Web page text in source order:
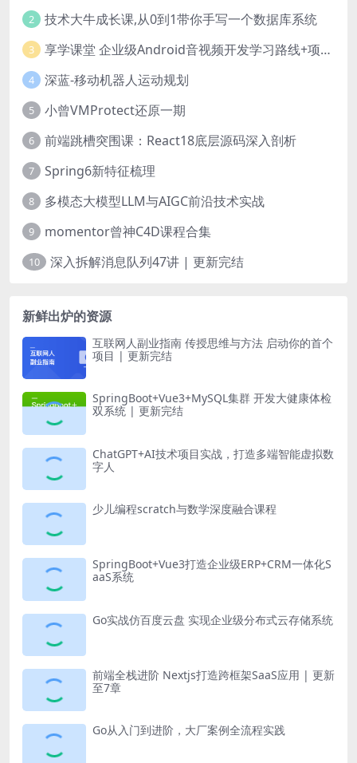
2 技术大牛成长课,从0到1带你手写一个数据库系统
3 享学课堂 企业级Android音视频开发学习路线+项目实战（附源码）
4 深蓝-移动机器人运动规划
5 小曾VMProtect还原一期
6 前端跳槽突围课：React18底层源码深入剖析
7 Spring6新特征梳理
8 多模态大模型LLM与AIGC前沿技术实战
9 momentor曾神C4D课程合集
10 深入拆解消息队列47讲 | 更新完结
新鲜出炉的资源
互联网人副业指南 传授思维与方法 启动你的首个
项目 | 更新完结
SpringBoot+Vue3+MySQL集群 开发大健康体检
双系统 | 更新完结
ChatGPT+AI技术项目实战，打造多端智能虚拟数
字人
少儿编程scratch与数学深度融合课程
SpringBoot+Vue3打造企业级ERP+CRM一体化S
aaS系统
Go实战仿百度云盘 实现企业级分布式云存储系统
前端全栈进阶 Nextjs打造跨框架SaaS应用 | 更新
至7章
Go从入门到进阶，大厂案例全流程实践